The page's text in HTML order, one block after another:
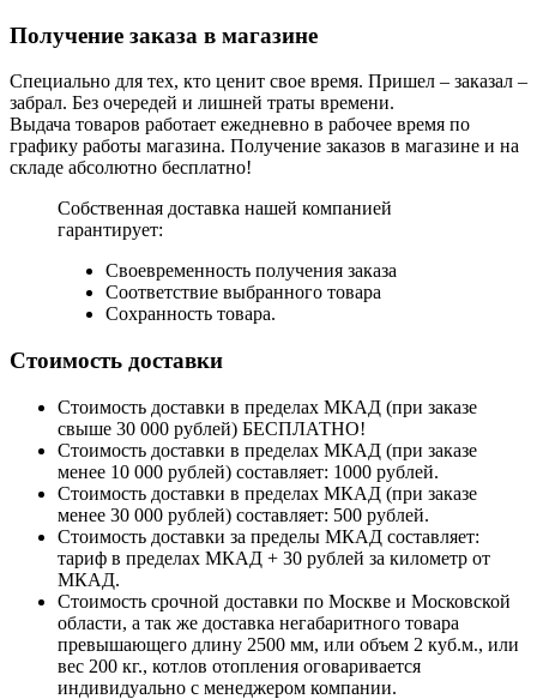
Получение заказа в магазине
Специально для тех, кто ценит свое время. Пришел – заказал –
забрал. Без очередей и лишней траты времени.
Выдача товаров работает ежедневно в рабочее время по
графику работы магазина. Получение заказов в магазине и на
складе абсолютно бесплатно!
Собственная доставка нашей компанией
гарантирует:
Своевременность получения заказа
Соответствие выбранного товара
Сохранность товара.
Стоимость доставки
Стоимость доставки в пределах МКАД (при заказе
свыше 30 000 рублей) БЕСПЛАТНО!
Стоимость доставки в пределах МКАД (при заказе
менее 10 000 рублей) составляет: 1000 рублей.
Стоимость доставки в пределах МКАД (при заказе
менее 30 000 рублей) составляет: 500 рублей.
Стоимость доставки за пределы МКАД составляет:
тариф в пределах МКАД + 30 рублей за километр от
МКАД.
Стоимость срочной доставки по Москве и Московской
области, а так же доставка негабаритного товара
превышающего длину 2500 мм, или объем 2 куб.м., или
вес 200 кг., котлов отопления оговаривается
индивидуально с менеджером компании.